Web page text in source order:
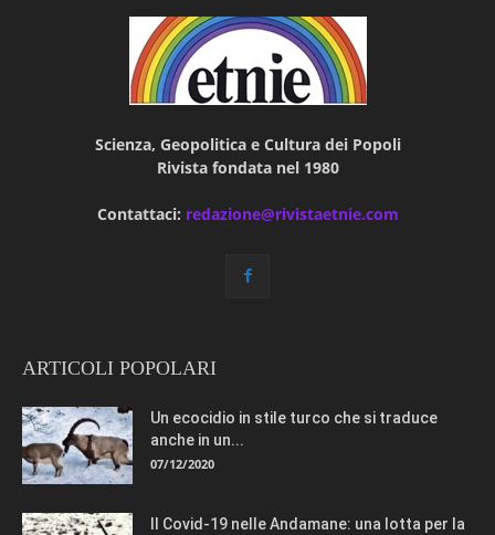
Scienza, Geopolitica e Cultura dei Popoli
Rivista fondata nel 1980
Contattaci: redazione@rivistaetnie.com
ARTICOLI POPOLARI
Un ecocidio in stile turco che si traduce
anche in un...
07/12/2020
Il Covid-19 nelle Andamane: una lotta per la